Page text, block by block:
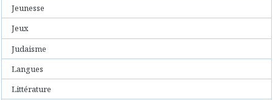
Jeunesse
Jeux
Judaisme
Langues
Littérature